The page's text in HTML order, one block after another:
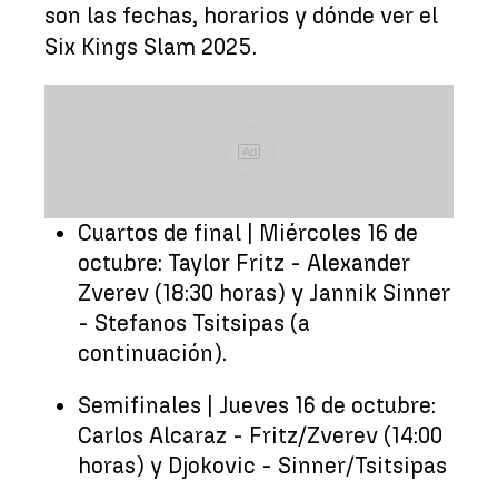
son las fechas, horarios y dónde ver el
Six Kings Slam 2025.
Ad
Cuartos de final | Miércoles 16 de
octubre: Taylor Fritz - Alexander
Zverev (18:30 horas) y Jannik Sinner
- Stefanos Tsitsipas (a
continuación).
Semifinales | Jueves 16 de octubre:
Carlos Alcaraz - Fritz/Zverev (14:00
horas) y Djokovic - Sinner/Tsitsipas